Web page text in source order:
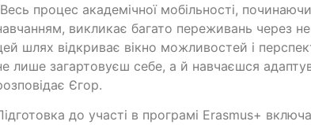
процес академічної мобільності,
викликає багато переживань через
шлях відкриває вікно можливостей і
лише загартовуєш себе, а й навчаєшся
Єгор.
до участі в програмі Erasmus+